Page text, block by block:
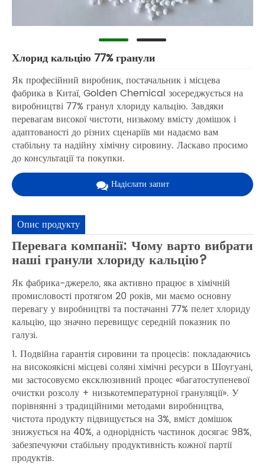
Хлорид кальцію 77% гранули
Як професійний виробник, постачальник і місцева
фабрика в Китаї, Golden Chemical зосереджується на
виробництві 77% гранул хлориду кальцію. Завдяки
перевагам високої чистоти, низькому вмісту домішок і
адаптованості до різних сценаріїв ми надаємо вам
стабільну та надійну хімічну сировину. Ласкаво просимо
до консультації та покупки.
Надіслати запит
Опис продукту
Перевага компанії: Чому варто вибрати
наші гранули хлориду кальцію?
Як фабрика-джерело, яка активно працює в хімічній
промисловості протягом 20 років, ми маємо основну
перевагу у виробництві та постачанні 77% пелет хлориду
кальцію, що значно перевищує середній показник по
галузі.
1. Подвійна гарантія сировини та процесів: покладаючись
на високоякісні місцеві соляні хімічні ресурси в Шоугуані,
ми застосовуємо ексклюзивний процес «багатоступеневої
очистки розсолу + низькотемпературної грануляції». У
порівнянні з традиційними методами виробництва,
чистота продукту підвищується на 3%, вміст домішок
знижується на 40%, а однорідність частинок досягає 98%,
забезпечуючи стабільну продуктивність кожної партії
продуктів.